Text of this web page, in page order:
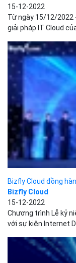
Bizfly Cloud đồng
Bizfly Cloud
15-12-2022
Chương trình Lễ kỷ
với sự kiện Internet